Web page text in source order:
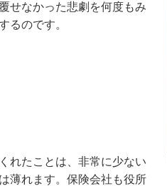
せなかった悲劇を何度もみ
るのです。
れたことは、非常に少ない
薄れます。保険会社も役所